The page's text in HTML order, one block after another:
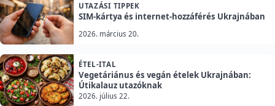
UTAZÁSI TIPPEK
SIM-kártya és internet-hozzáférés Ukrajnában
2026. március 20.
ÉTEL-ITAL
Vegetáriánus és vegán ételek Ukrajnában:
Útikalauz utazóknak
2026. július 22.